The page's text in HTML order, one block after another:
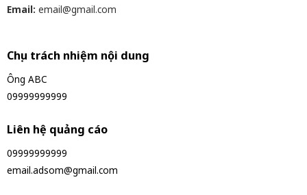
Email: email@gmail.com
Chịu trách nhiệm nội dung
Ông ABC
09999999999
Liên hệ quảng cáo
09999999999
email.adsom@gmail.com